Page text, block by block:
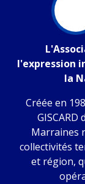
l'expression
la
Créée en
GISCARD
Marraines
collectivités
et région,